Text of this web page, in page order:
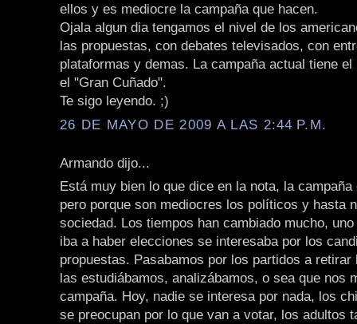
ellos y es mediocre la campaña que hacen.
Ojala algun dia tengamos el nivel de los
las propuestas, con debates televisados, con
plataformas y demas. La campaña actual tiene
el "Gran Cuñado".
Te sigo leyendo. ;)
26 DE MAYO DE 2009 A LAS 2:44 P.M.
Armando dijo...
Está muy bien lo que dice en la nota, la
pero porque son mediocres los políticos y hasta
sociedad. Los tiempos han cambiado mucho,
iba a haber elecciones se interesaba por los
propuestas. Pasabamos por los partidos a retirar
las estudiábamos, analizábamos, o sea que nos
campaña. Hoy, nadie se interesa por nada, los
se preocupan por lo que van a votar, los adultos